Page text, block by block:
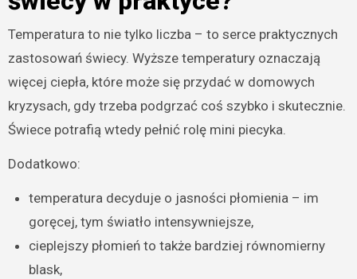
Temperatura to nie tylko liczba – to serce praktycznych
zastosowań świecy. Wyższe temperatury oznaczają
więcej ciepła, które może się przydać w domowych
kryzysach, gdy trzeba podgrzać coś szybko i skutecznie.
Świece potrafią wtedy pełnić rolę mini piecyka.
Dodatkowo:
temperatura decyduje o jasności płomienia – im
goręcej, tym światło intensywniejsze,
cieplejszy płomień to także bardziej równomierny
blask,